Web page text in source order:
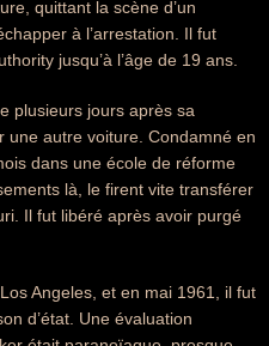
quittant la scène d’un
à l’arrestation. Il fut
jusqu’à l’âge de 19 ans.
plusieurs jours après sa
une autre voiture. Condamné en
dans une école de réforme
là, le firent vite transférer
Il fut libéré après avoir purgé
Angeles, et en mai 1961, il fut
d’état. Une évaluation